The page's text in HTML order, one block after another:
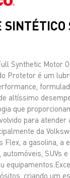
Synthetic Motor
Protetor é um
altíssimo
que
para
da
Flex, a gasolina, a
SUVs
criando um